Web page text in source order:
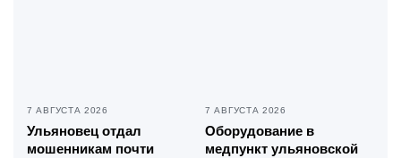
7 АВГУСТА 2026
Ульяновец отдал
мошенникам почти
7 АВГУСТА 2026
Оборудование в
медпункт ульяновской